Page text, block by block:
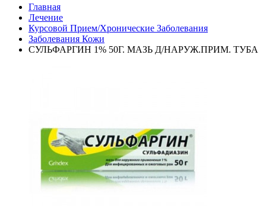
Главная
Лечение
Курсовой Прием/Хронические Заболевания
Заболевания Кожи
СУЛЬФАРГИН 1% 50Г. МАЗЬ Д/НАРУЖ.ПРИМ. ТУБА